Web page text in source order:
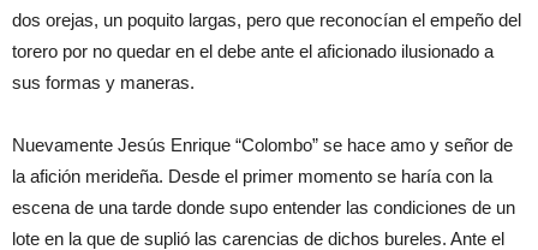
dos orejas, un poquito largas, pero que reconocían el empeño del
torero por no quedar en el debe ante el aficionado ilusionado a
sus formas y maneras.
Nuevamente Jesús Enrique “Colombo” se hace amo y señor de
la afición merideña. Desde el primer momento se haría con la
escena de una tarde donde supo entender las condiciones de un
lote en la que de suplió las carencias de dichos bureles. Ante el